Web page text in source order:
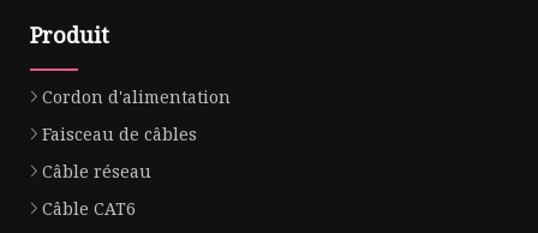
Produit
Cordon d'alimentation
Faisceau de câbles
Câble réseau
Câble CAT6